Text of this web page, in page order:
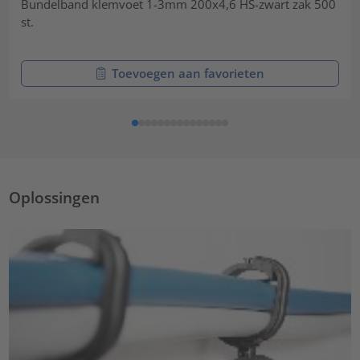
Bundelband klemvoet 1-3mm 200x4,6 HS-zwart zak 500
st.
Toevoegen aan favorieten
Oplossingen